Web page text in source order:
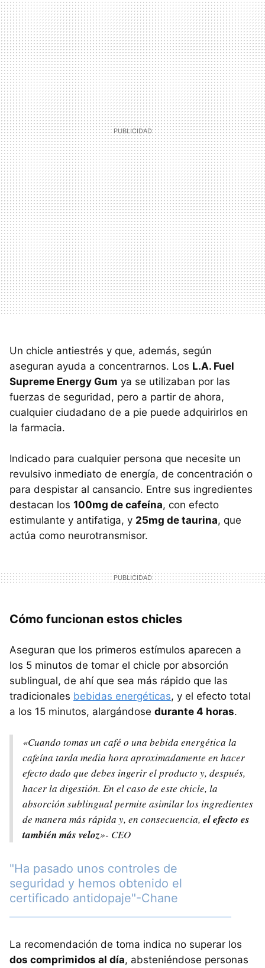
Un chicle antiestrés y que, además, según
aseguran ayuda a concentrarnos. Los L.A. Fuel
Supreme Energy Gum ya se utilizaban por las
fuerzas de seguridad, pero a partir de ahora,
cualquier ciudadano de a pie puede adquirirlos en
la farmacia.
Indicado para cualquier persona que necesite un
revulsivo inmediato de energía, de concentración o
para despistar al cansancio. Entre sus ingredientes
destacan los 100mg de cafeína, con efecto
estimulante y antifatiga, y 25mg de taurina, que
actúa como neurotransmisor.
Cómo funcionan estos chicles
Aseguran que los primeros estímulos aparecen a
los 5 minutos de tomar el chicle por absorción
sublingual, de ahí que sea más rápido que las
tradicionales bebidas energéticas, y el efecto total
a los 15 minutos, alargándose durante 4 horas.
«Cuando tomas un café o una bebida energética la
cafeína tarda media hora aproximadamente en hacer
efecto dado que debes ingerir el producto y, después,
hacer la digestión. En el caso de este chicle, la
absorción sublingual permite asimilar los ingredientes
de manera más rápida y, en consecuencia, el efecto es
también más veloz»- CEO
"Ha pasado unos controles de
seguridad y hemos obtenido el
certificado antidopaje"-Chane
La recomendación de toma indica no superar los
dos comprimidos al día, absteniéndose personas